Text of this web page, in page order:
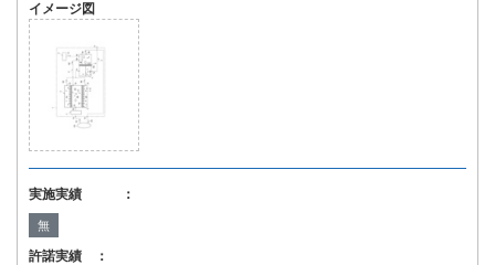
イメージ図
実施実績 ：
無
許諾実績 ：